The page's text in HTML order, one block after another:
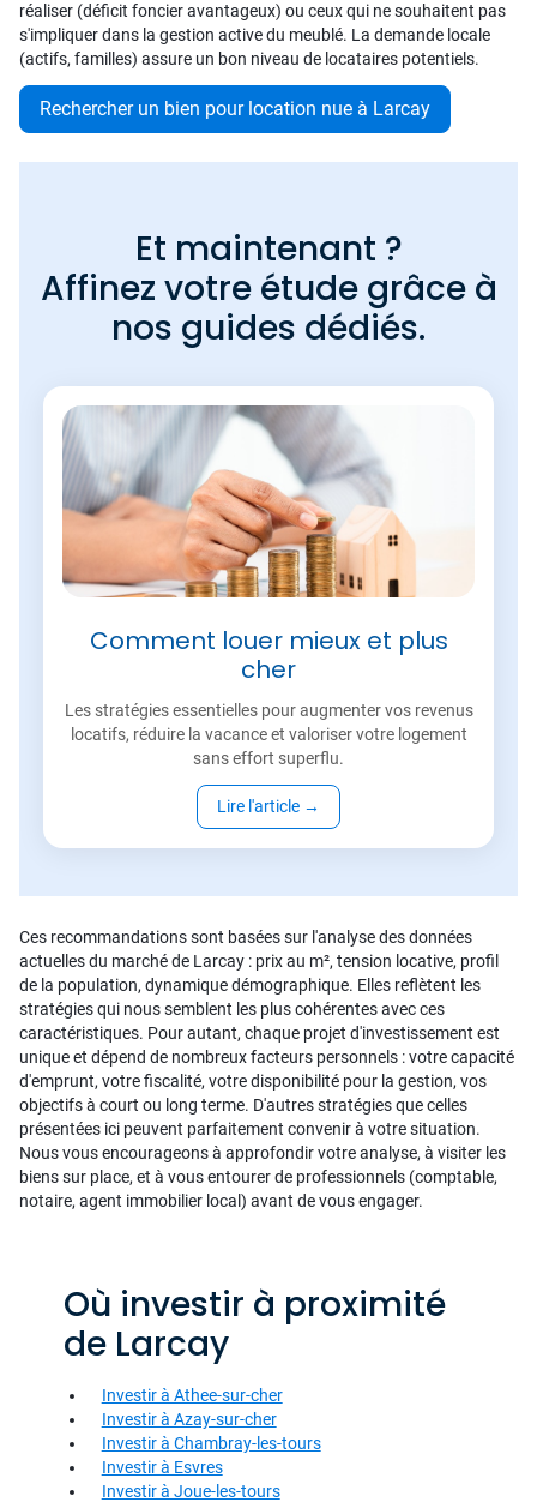
réaliser (déficit foncier avantageux) ou ceux qui ne souhaitent pas
s'impliquer dans la gestion active du meublé. La demande locale
(actifs, familles) assure un bon niveau de locataires potentiels.
Rechercher un bien pour location nue à Larcay
Et maintenant ?
Affinez votre étude grâce à
nos guides dédiés.
Comment louer mieux et plus
cher
Les stratégies essentielles pour augmenter vos revenus
locatifs, réduire la vacance et valoriser votre logement
sans effort superflu.
Lire l'article →
Ces recommandations sont basées sur l'analyse des données
actuelles du marché de Larcay : prix au m², tension locative, profil
de la population, dynamique démographique. Elles reflètent les
stratégies qui nous semblent les plus cohérentes avec ces
caractéristiques. Pour autant, chaque projet d'investissement est
unique et dépend de nombreux facteurs personnels : votre capacité
d'emprunt, votre fiscalité, votre disponibilité pour la gestion, vos
objectifs à court ou long terme. D'autres stratégies que celles
présentées ici peuvent parfaitement convenir à votre situation.
Nous vous encourageons à approfondir votre analyse, à visiter les
biens sur place, et à vous entourer de professionnels (comptable,
notaire, agent immobilier local) avant de vous engager.
Où investir à proximité
de Larcay
Investir à Athee-sur-cher
Investir à Azay-sur-cher
Investir à Chambray-les-tours
Investir à Esvres
Investir à Joue-les-tours